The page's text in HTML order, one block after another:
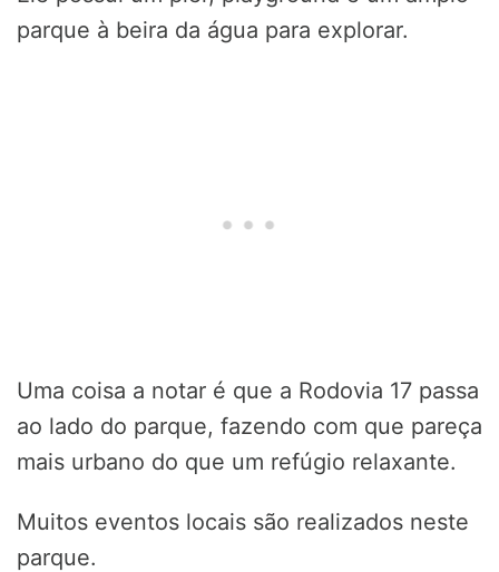
parque à beira da água para explorar.
Uma coisa a notar é que a Rodovia 17 passa
ao lado do parque, fazendo com que pareça
mais urbano do que um refúgio relaxante.
Muitos eventos locais são realizados neste
parque.